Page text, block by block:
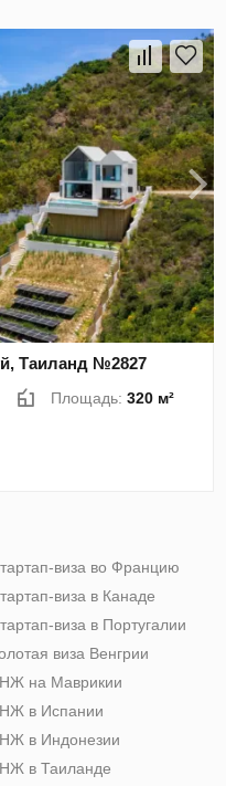
Таиланд №2827
Площадь:320 м²
виза во Францию
виза в Канаде
виза в Португалии
виза Венгрии
на Маврикии
в Испании
в Индонезии
в Таиланде